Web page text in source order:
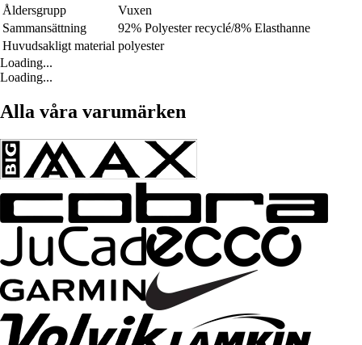
Åldersgrupp
Vuxen
Sammansättning
92% Polyester recyclé/8% Elasthanne
Huvudsakligt material polyester
Loading...
Loading...
Alla våra varumärken